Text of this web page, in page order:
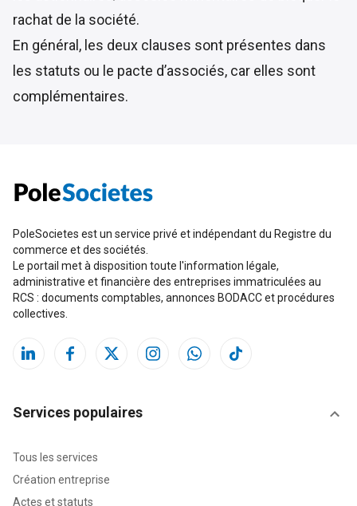
rachat de la société.
En général, les deux clauses sont présentes dans
les statuts ou le pacte d’associés, car elles sont
complémentaires.
PoleSocietes est un service privé et indépendant du Registre du
commerce et des sociétés.
Le portail met à disposition toute l'information légale,
administrative et financière des entreprises immatriculées au
RCS : documents comptables, annonces BODACC et procédures
collectives.
Services populaires
Tous les services
Création entreprise
Actes et statuts